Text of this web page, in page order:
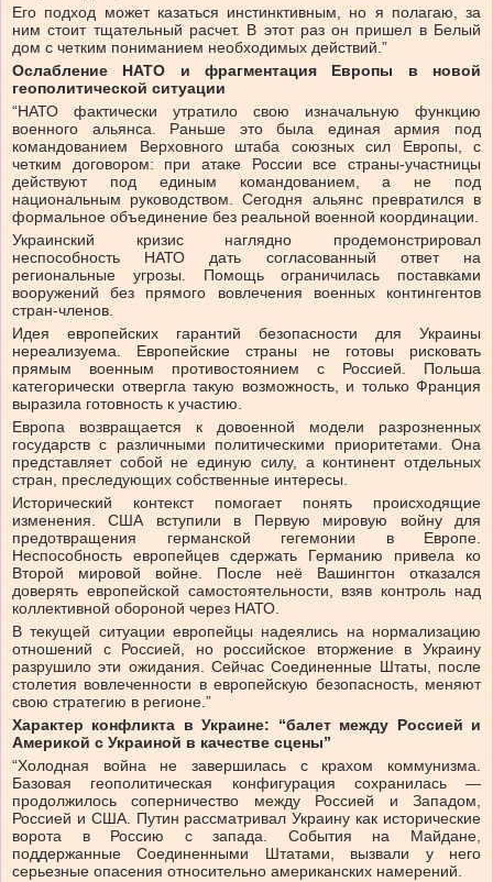
Его подход может казаться инстинктивным, но я полагаю, за
ним стоит тщательный расчет. В этот раз он пришел в Белый
дом с четким пониманием необходимых действий.”
Ослабление НАТО и фрагментация Европы в новой
геополитической ситуации
“НАТО фактически утратило свою изначальную функцию
военного альянса. Раньше это была единая армия под
командованием Верховного штаба союзных сил Европы, с
четким договором: при атаке России все страны-участницы
действуют под единым командованием, а не под
национальным руководством. Сегодня альянс превратился в
формальное объединение без реальной военной координации.
Украинский кризис наглядно продемонстрировал
неспособность НАТО дать согласованный ответ на
региональные угрозы. Помощь ограничилась поставками
вооружений без прямого вовлечения военных контингентов
стран-членов.
Идея европейских гарантий безопасности для Украины
нереализуема. Европейские страны не готовы рисковать
прямым военным противостоянием с Россией. Польша
категорически отвергла такую возможность, и только Франция
выразила готовность к участию.
Европа возвращается к довоенной модели разрозненных
государств с различными политическими приоритетами. Она
представляет собой не единую силу, а континент отдельных
стран, преследующих собственные интересы.
Исторический контекст помогает понять происходящие
изменения. США вступили в Первую мировую войну для
предотвращения германской гегемонии в Европе.
Неспособность европейцев сдержать Германию привела ко
Второй мировой войне. После неё Вашингтон отказался
доверять европейской самостоятельности, взяв контроль над
коллективной обороной через НАТО.
В текущей ситуации европейцы надеялись на нормализацию
отношений с Россией, но российское вторжение в Украину
разрушило эти ожидания. Сейчас Соединенные Штаты, после
столетия вовлеченности в европейскую безопасность, меняют
свою стратегию в регионе.”
Характер конфликта в Украине: “балет между Россией и
Америкой с Украиной в качестве сцены”
“Холодная война не завершилась с крахом коммунизма.
Базовая геополитическая конфигурация сохранилась —
продолжилось соперничество между Россией и Западом,
Россией и США. Путин рассматривал Украину как исторические
ворота в Россию с запада. События на Майдане,
поддержанные Соединенными Штатами, вызвали у него
серьезные опасения относительно американских намерений.